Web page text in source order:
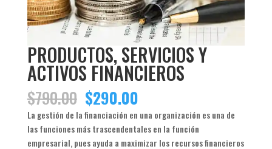
PRODUCTOS, SERVICIOS Y
ACTIVOS FINANCIEROS
$790.00 El
precio
original
era:
$290.00El
precio
actual
es:
La gestión de la financiación en una organización es una de
las funciones más trascendentales en la función
empresarial, pues ayuda a maximizar los recursos financieros